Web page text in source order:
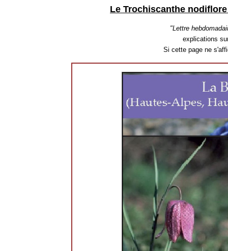
Le Trochiscanthe
"Lettre
explications
Si cette page ne